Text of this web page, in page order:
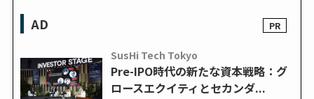
AD
SusHi Tech Tokyo
Pre-IPO時代の新たな資本戦略：グ
ロースエクイティとセカンダ...